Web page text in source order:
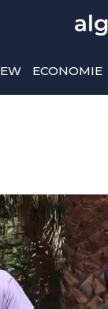
ECONOMIE